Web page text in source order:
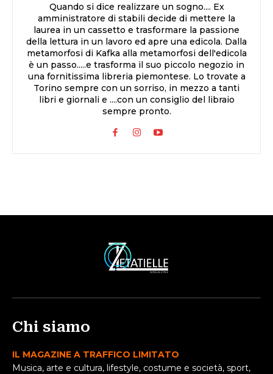
Quando si dice realizzare un sogno.... Ex
amministratore di stabili decide di mettere la
laurea in un cassetto e trasformare la passione
della lettura in un lavoro ed apre una edicola. Dalla
metamorfosi di Kafka alla metamorfosi dell'edicola
è un passo.....e trasforma il suo piccolo negozio in
una fornitissima libreria piemontese. Lo trovate a
Torino sempre con un sorriso, in mezzo a tanti
libri e giornali e ....con un consiglio del libraio
sempre pronto.
Chi siamo
IL MAGAZINE A TRAFFICO LIMITATO
Musica, arte e cultura, lifestyle, costume e società, sport,